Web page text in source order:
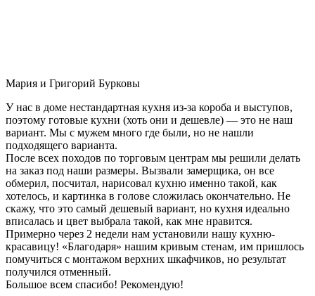
Мария и Григорий Бурковы
У нас в доме нестандартная кухня из-за короба и выступов,
поэтому готовые кухни (хоть они и дешевле) — это не наш
вариант. Мы с мужем много где были, но не нашли
подходящего варианта.
После всех походов по торговым центрам мы решили делать
на заказ под наши размеры. Вызвали замерщика, он все
обмерил, посчитал, нарисовал кухню именно такой, как
хотелось, и картинка в голове сложилась окончательно. Не
скажу, что это самый дешевый вариант, но кухня идеально
вписалась и цвет выбрала такой, как мне нравится.
Примерно через 2 недели нам установили нашу кухню-
красавицу! «Благодаря» нашим кривым стенам, им пришлось
помучиться с монтажом верхних шкафчиков, но результат
получился отменный.
Большое всем спасибо! Рекомендую!